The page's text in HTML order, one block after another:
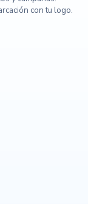
con tu logo.